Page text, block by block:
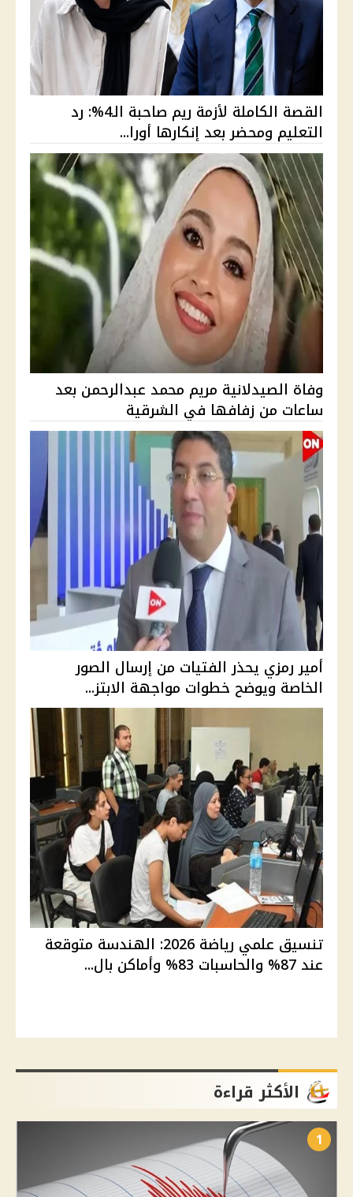
القصة الكاملة لأزمة ريم صاحبة الـ4%: رد
التعليم ومحضر بعد إنكارها أورا...
وفاة الصيدلانية مريم محمد عبدالرحمن بعد
ساعات من زفافها في الشرقية
أمير رمزي يحذر الفتيات من إرسال الصور
الخاصة ويوضح خطوات مواجهة الابتز...
تنسيق علمي رياضة 2026: الهندسة متوقعة
عند 87% والحاسبات 83% وأماكن بال...
الأكثر قراءة
1